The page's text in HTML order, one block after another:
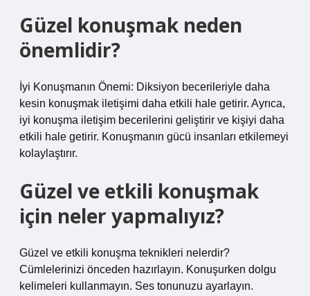
Güzel konuşmak neden
önemlidir?
İyi Konuşmanın Önemi: Diksiyon becerileriyle daha
kesin konuşmak iletişimi daha etkili hale getirir. Ayrıca,
iyi konuşma iletişim becerilerini geliştirir ve kişiyi daha
etkili hale getirir. Konuşmanın gücü insanları etkilemeyi
kolaylaştırır.
Güzel ve etkili konuşmak
için neler yapmalıyız?
Güzel ve etkili konuşma teknikleri nelerdir?
Cümlelerinizi önceden hazırlayın. Konuşurken dolgu
kelimeleri kullanmayın. Ses tonunuzu ayarlayın.